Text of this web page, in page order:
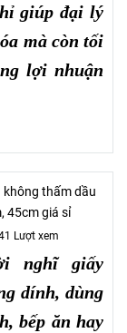
giúp đại lý
mà còn tối
lợi nhuận
thấm dầu
45cm giá sỉ
Lượt xem
nghĩ giấy
dính, dùng
bếp ăn hay